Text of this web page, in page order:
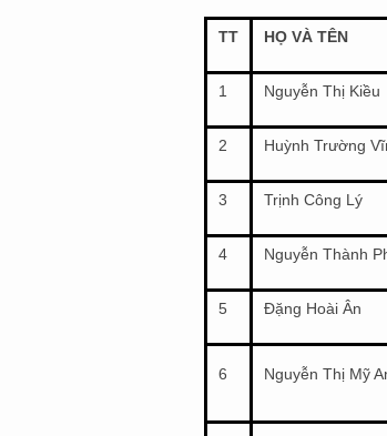
TT HỌ VÀ TÊN
1 Nguyễn Thị Kiều
2 Huỳnh Trường
3 Trịnh Công Lý
4 Nguyễn Thành
5 Đặng Hoài Ân
6 Nguyễn Thị Mỹ